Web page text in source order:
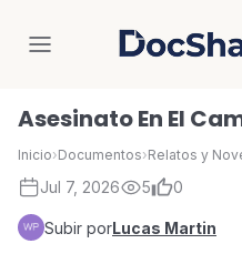
Asesinato En El
Inicio›Documentos›Relatos y
Jul 7, 2026 5 0
Subir porLucas Martin